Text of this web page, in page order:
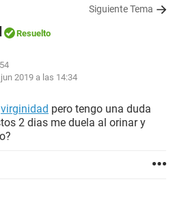
Siguiente Tema
Resuelto
2019 a las 14:34
virginidad pero tengo una duda
2 dias me duela al orinar y